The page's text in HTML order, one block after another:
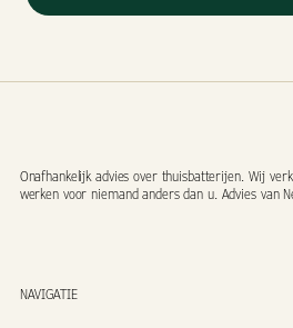
NAVIGATIE
Onafhankelijk advies over thuisbatterijen. Wij
werken voor niemand anders dan u. Advies van